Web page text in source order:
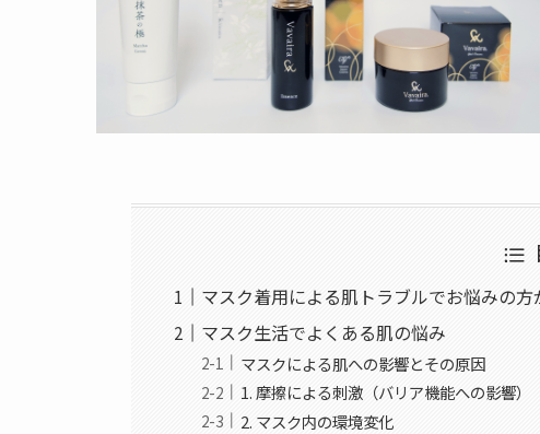
マスク着用による肌トラブルでお悩みの方
マスク生活でよくある肌の悩み
マスクによる肌への影響とその原因
1. 摩擦による刺激（バリア機能への影響）
2. マスク内の環境変化